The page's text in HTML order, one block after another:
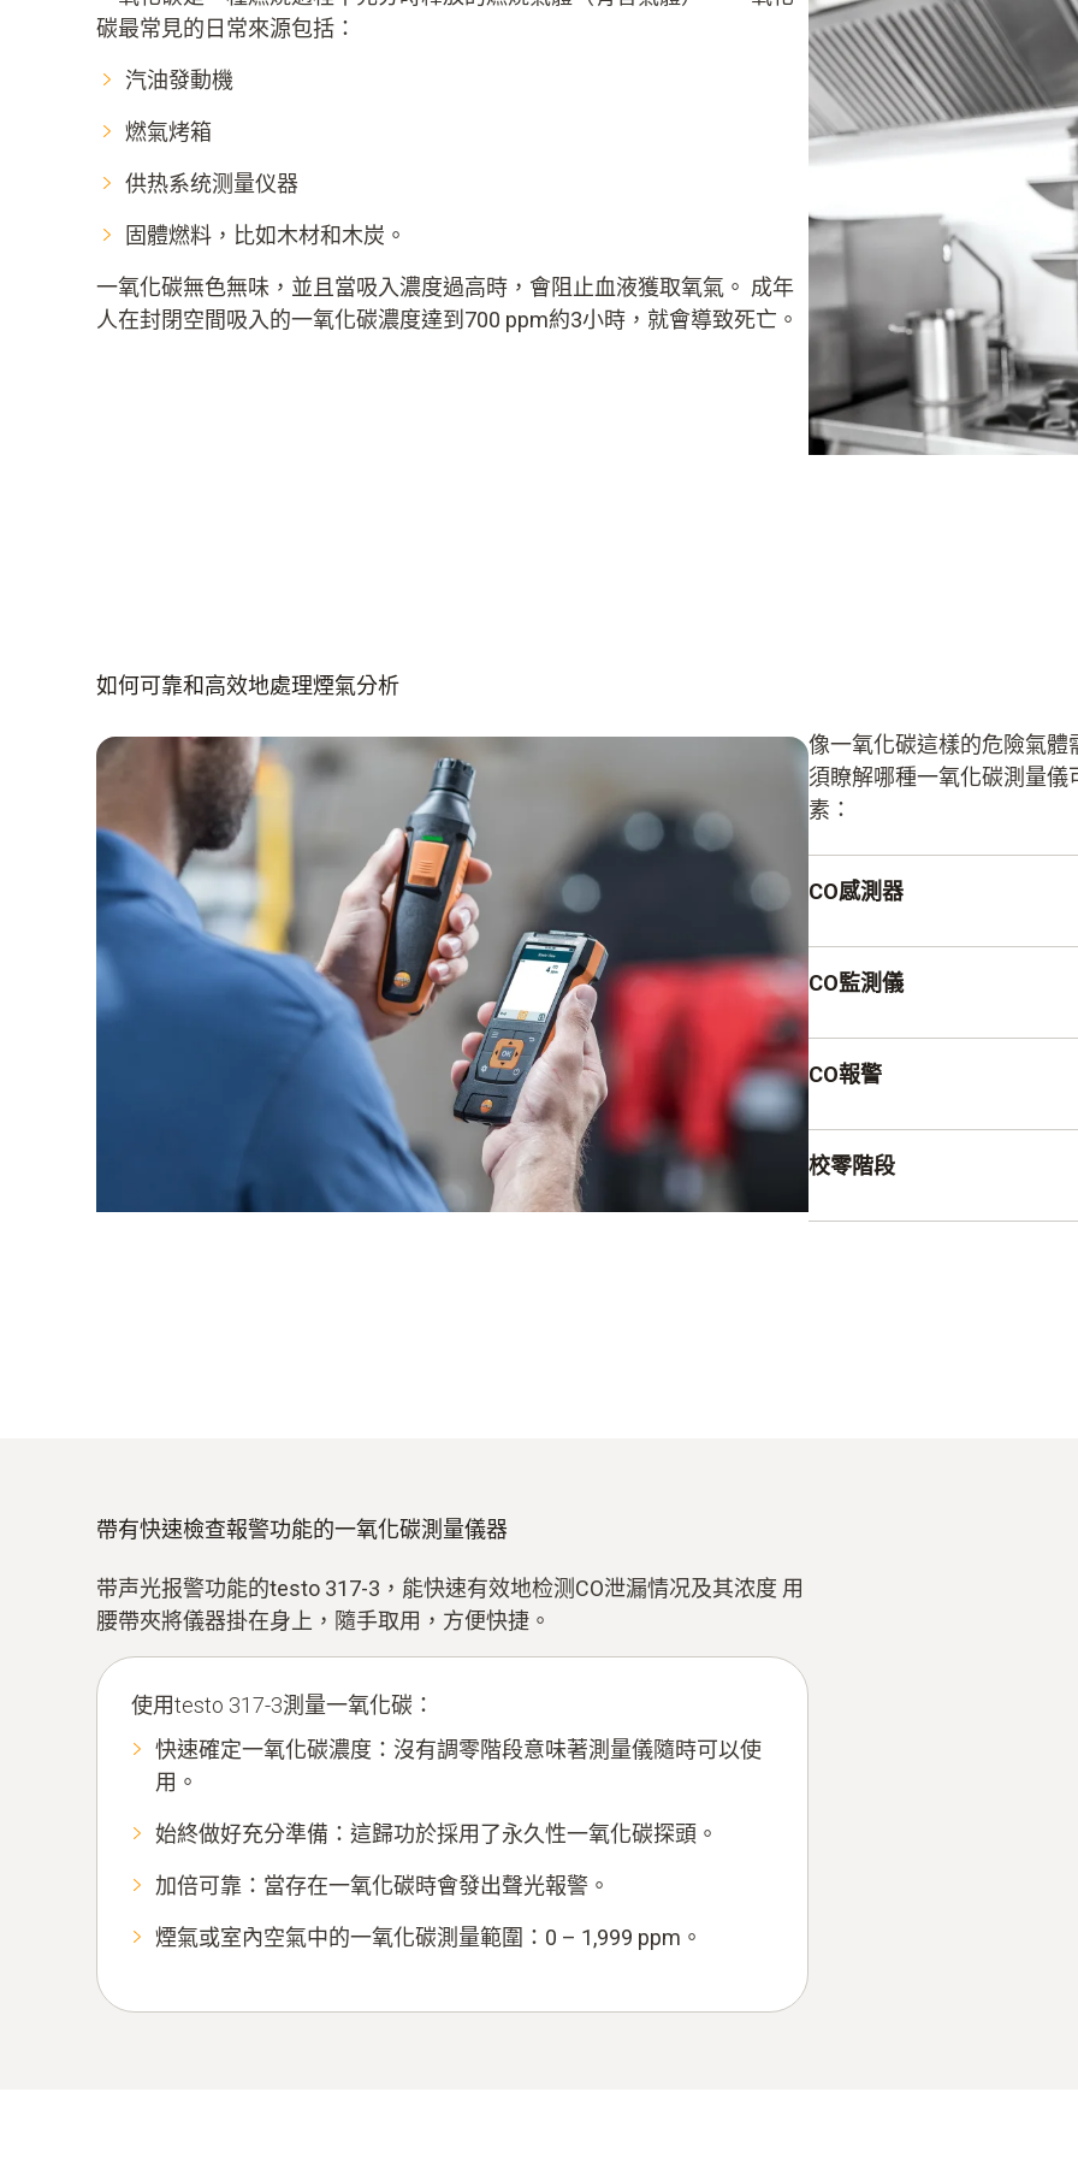
碳最常見的日常來源包括：
汽油發動機
燃氣烤箱
供热系统测量仪器
固體燃料，比如木材和木炭。
一氧化碳無色無味，並且當吸入濃度過高時，會阻止血液獲取氧氣。 成年
人在封閉空間吸入的一氧化碳濃度達到700 ppm約3小時，就會導致死亡。
如何可靠和高效地處理煙氣分析
像一氧化碳這樣的危險氣
須瞭解哪種一氧化碳測量
素：
CO感測器
大的CO感測器。 建議使用
CO監測儀
濃度作出回應。
CO報警
額外的聲音警告確實應該
校零階段
帶有快速檢查報警功能的一氧化碳測量儀器
带声光报警功能的testo 317-3，能快速有效地检测CO泄漏情况及其浓度 用
腰帶夾將儀器掛在身上，隨手取用，方便快捷。
使用testo 317-3測量一氧化碳：
快速確定一氧化碳濃度：沒有調零階段意味著測量儀隨時可以使
用。
始終做好充分準備：這歸功於採用了永久性一氧化碳探頭。
加倍可靠：當存在一氧化碳時會發出聲光報警。
煙氣或室內空氣中的一氧化碳測量範圍：0 – 1,999 ppm。